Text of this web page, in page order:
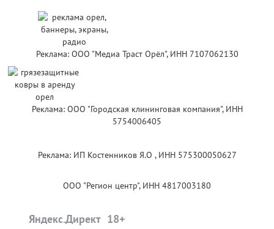
Реклама: ООО "Медиа Траст Орёл", ИНН 7107062130
Реклама: ООО "Городская клининговая компания", ИНН
5754006405
Реклама: ИП Костенников Я.О , ИНН 575300050627
ООО "Регион центр", ИНН 4817003180
Яндекс.Директ